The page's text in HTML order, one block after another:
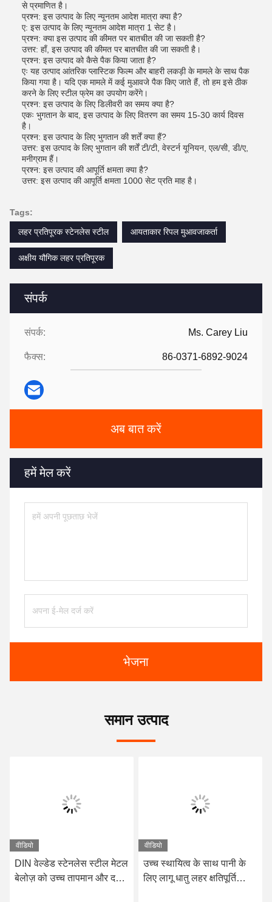
संपर्क
संपर्क: Ms. Carey Liu
फैक्स: 86-0371-6892-9024
अब बात करें
हमें मेल करें
भेजना
से प्रमाणित है।
प्रश्न: इस उत्पाद के लिए न्यूनतम आदेश मात्रा क्या है?
ए: इस उत्पाद के लिए न्यूनतम आदेश मात्रा 1 सेट है।
प्रश्न: क्या इस उत्पाद की कीमत पर बातचीत की जा सकती है?
उत्तर: हाँ, इस उत्पाद की कीमत पर बातचीत की जा सकती है।
प्रश्न: इस उत्पाद को कैसे पैक किया जाता है?
एः यह उत्पाद आंतरिक प्लास्टिक फिल्म और बाहरी लकड़ी के मामले के साथ पैक
किया गया है। यदि एक मामले में कई मुआवजे पैक किए जाते हैं, तो हम इसे ठीक
करने के लिए स्टील फ्रेम का उपयोग करेंगे।
प्रश्न: इस उत्पाद के लिए डिलीवरी का समय क्या है?
एकः भुगतान के बाद, इस उत्पाद के लिए वितरण का समय 15-30 कार्य दिवस
है।
प्रश्न: इस उत्पाद के लिए भुगतान की शर्तें क्या हैं?
उत्तर: इस उत्पाद के लिए भुगतान की शर्तें टी/टी, वेस्टर्न यूनियन, एल/सी, डी/ए,
मनीग्राम हैं।
प्रश्न: इस उत्पाद की आपूर्ति क्षमता क्या है?
उत्तर: इस उत्पाद की आपूर्ति क्षमता 1000 सेट प्रति माह है।
Tags:
लहर प्रतिपूरक स्टेनलेस स्टील
आयताकार रिपल मुआवजाकर्ता
अक्षीय यौगिक लहर प्रतिपूरक
समान उत्पाद
वीडियो
DIN वेल्डेड स्टेनलेस स्टील मेटल
बेलोज़ को उच्च तापमान और दबाव
वीडियो
उच्च स्थायित्व के साथ पानी के
लिए लागू धातु लहर क्षतिपूर्ति